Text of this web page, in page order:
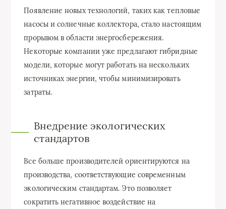
Появление новых технологий, таких как тепловые
насосы и солнечные коллектора, стало настоящим
прорывом в области энергосбережения.
Некоторые компании уже предлагают гибридные
модели, которые могут работать на нескольких
источниках энергии, чтобы минимизировать
затраты.
Внедрение экологических
стандартов
Все больше производителей ориентируются на
производства, соответствующие современным
экологическим стандартам. Это позволяет
сократить негативное воздействие на